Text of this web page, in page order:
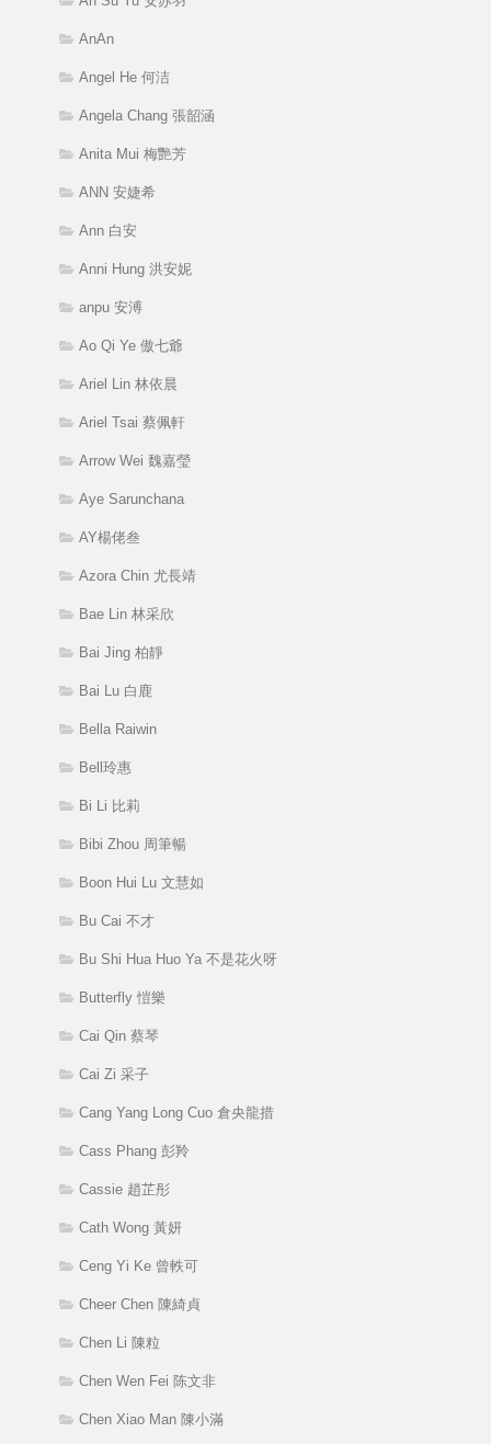
AnAn
Angel He 何洁
Angela Chang 張韶涵
Anita Mui 梅艷芳
ANN 安婕希
Ann 白安
Anni Hung 洪安妮
anpu 安溥
Ao Qi Ye 傲七爺
Ariel Lin 林依晨
Ariel Tsai 蔡佩軒
Arrow Wei 魏嘉瑩
Aye Sarunchana
AY楊佬叁
Azora Chin 尤長靖
Bae Lin 林采欣
Bai Jing 柏靜
Bai Lu 白鹿
Bella Raiwin
Bell玲惠
Bi Li 比莉
Bibi Zhou 周筆暢
Boon Hui Lu 文慧如
Bu Cai 不才
Bu Shi Hua Huo Ya 不是花火呀
Butterfly 愷樂
Cai Qin 蔡琴
Cai Zi 采子
Cang Yang Long Cuo 倉央龍措
Cass Phang 彭羚
Cassie 趙芷彤
Cath Wong 黃妍
Ceng Yi Ke 曾軼可
Cheer Chen 陳綺貞
Chen Li 陳粒
Chen Wen Fei 陈文非
Chen Xiao Man 陳小滿